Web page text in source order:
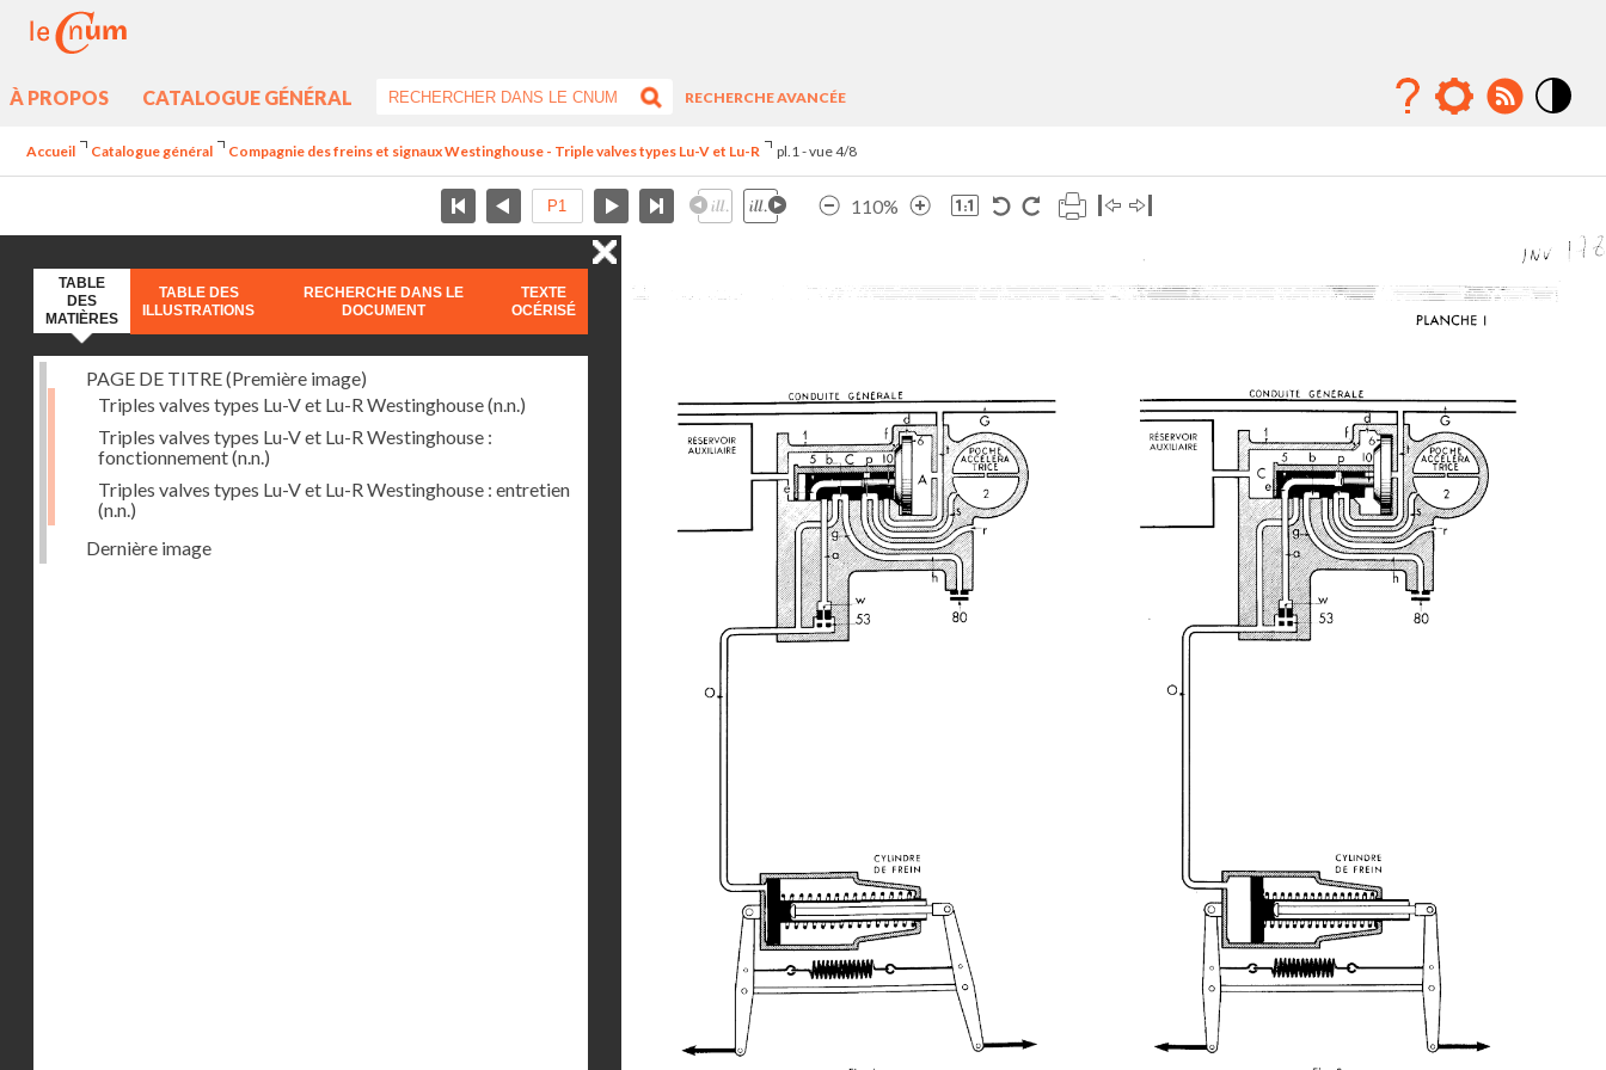
À PROPOS CATALOGUE GÉNÉRAL
RECHERCHE AVANCÉE
Accueil Catalogue général Compagnie des freins et signaux Westinghouse - Triple valves types Lu-V et Lu-R pl.1 - vue 4/8
110%
TABLE
DES
MATIÈRES
TABLE DES
ILLUSTRATIONS
RECHERCHE DANS LE
DOCUMENT
TEXTE
OCÉRISÉ
PAGE DE TITRE (Première image)
Triples valves types Lu-V et Lu-R Westinghouse(n.n.)
Triples valves types Lu-V et Lu-R Westinghouse :
fonctionnement(n.n.)
Triples valves types Lu-V et Lu-R Westinghouse : entretien
(n.n.)
Dernière image